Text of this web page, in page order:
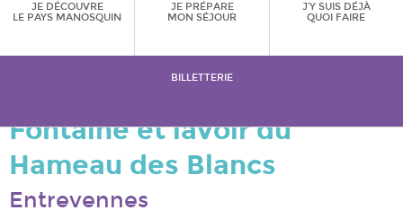
JE DÉCOUVRE
LE PAYS MANOSQUIN
JE PRÉPARE
MON SÉJOUR
J’Y SUIS DÉJÀ
QUOI FAIRE
BILLETTERIE
Fontaine et lavoir du
Hameau des Blancs
Entrevennes